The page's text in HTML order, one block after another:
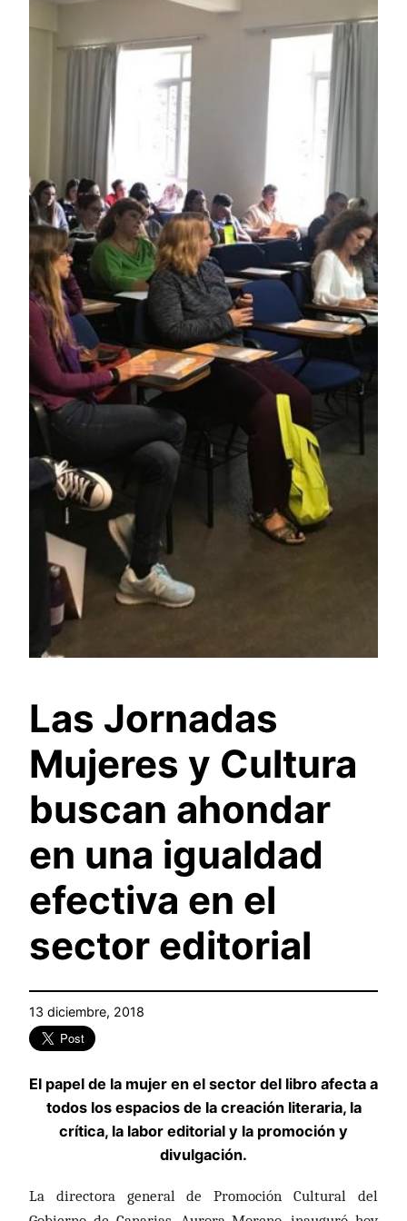
Las Jornadas
Mujeres y Cultura
buscan ahondar
en una igualdad
efectiva en el
sector editorial
13 diciembre, 2018
El papel de la mujer en el sector del libro afecta a
todos los espacios de la creación literaria, la
crítica, la labor editorial y la promoción y
divulgación.
La directora general de Promoción Cultural del